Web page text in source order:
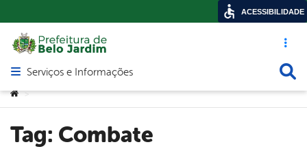
Acesso
Abrir menu principal de navegação
Serviços e Informações
Você está aqui:
>
Tag: Combate
ACESSIBILIDADE